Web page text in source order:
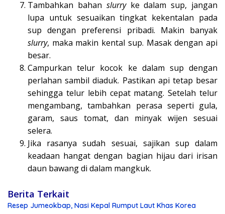
Tambahkan bahan slurry ke dalam sup, jangan
lupa untuk sesuaikan tingkat kekentalan pada
sup dengan preferensi pribadi. Makin banyak
slurry, maka makin kental sup. Masak dengan api
besar.
Campurkan telur kocok ke dalam sup dengan
perlahan sambil diaduk. Pastikan api tetap besar
sehingga telur lebih cepat matang. Setelah telur
mengambang, tambahkan perasa seperti gula,
garam, saus tomat, dan minyak wijen sesuai
selera.
Jika rasanya sudah sesuai, sajikan sup dalam
keadaan hangat dengan bagian hijau dari irisan
daun bawang di dalam mangkuk.
Berita Terkait
Resep Jumeokbap, Nasi Kepal Rumput Laut Khas Korea